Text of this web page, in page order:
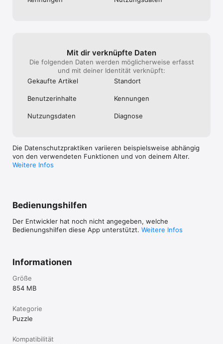
– Werbung für Produkte von Rovio und Dritten.
Nutzungsbedingungen: http://www.rovio.com/terms-of-
Datenschutzrichtlinien: http://www.rovio.com/privacy
Mit dir verknüpfte Daten
Die folgenden Daten werden möglicherweise erfasst
und mit deiner Identität verknüpft:
Gekaufte Artikel
Standort
Benutzer­inhalte Kennungen
Nutzungs­daten Diagnose
Die Datenschutzpraktiken variieren beispielsweise abhängig
von den verwendeten Funktionen und von deinem Alter.
Weitere Infos
Bedienungshilfen
Der Entwickler hat noch nicht angegeben, welche
Bedienungshilfen diese App unterstützt. Weitere Infos
Informationen
Größe
854 MB
Kategorie
Puzzle
Kompatibilität